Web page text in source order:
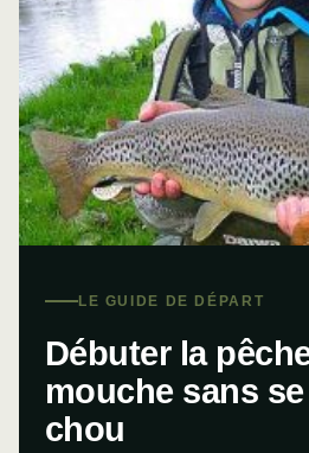
LE GUIDE DE DÉPART
Débuter la
mouche sans
chou